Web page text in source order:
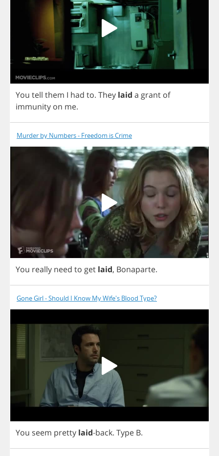
You tell them I had to. They laid a grant of
immunity on me.
Murder by Numbers - Freedom is Crime
You really need to get laid, Bonaparte.
Gone Girl - Should I Know My Wife's Blood Type?
You seem pretty laid-back. Type B.